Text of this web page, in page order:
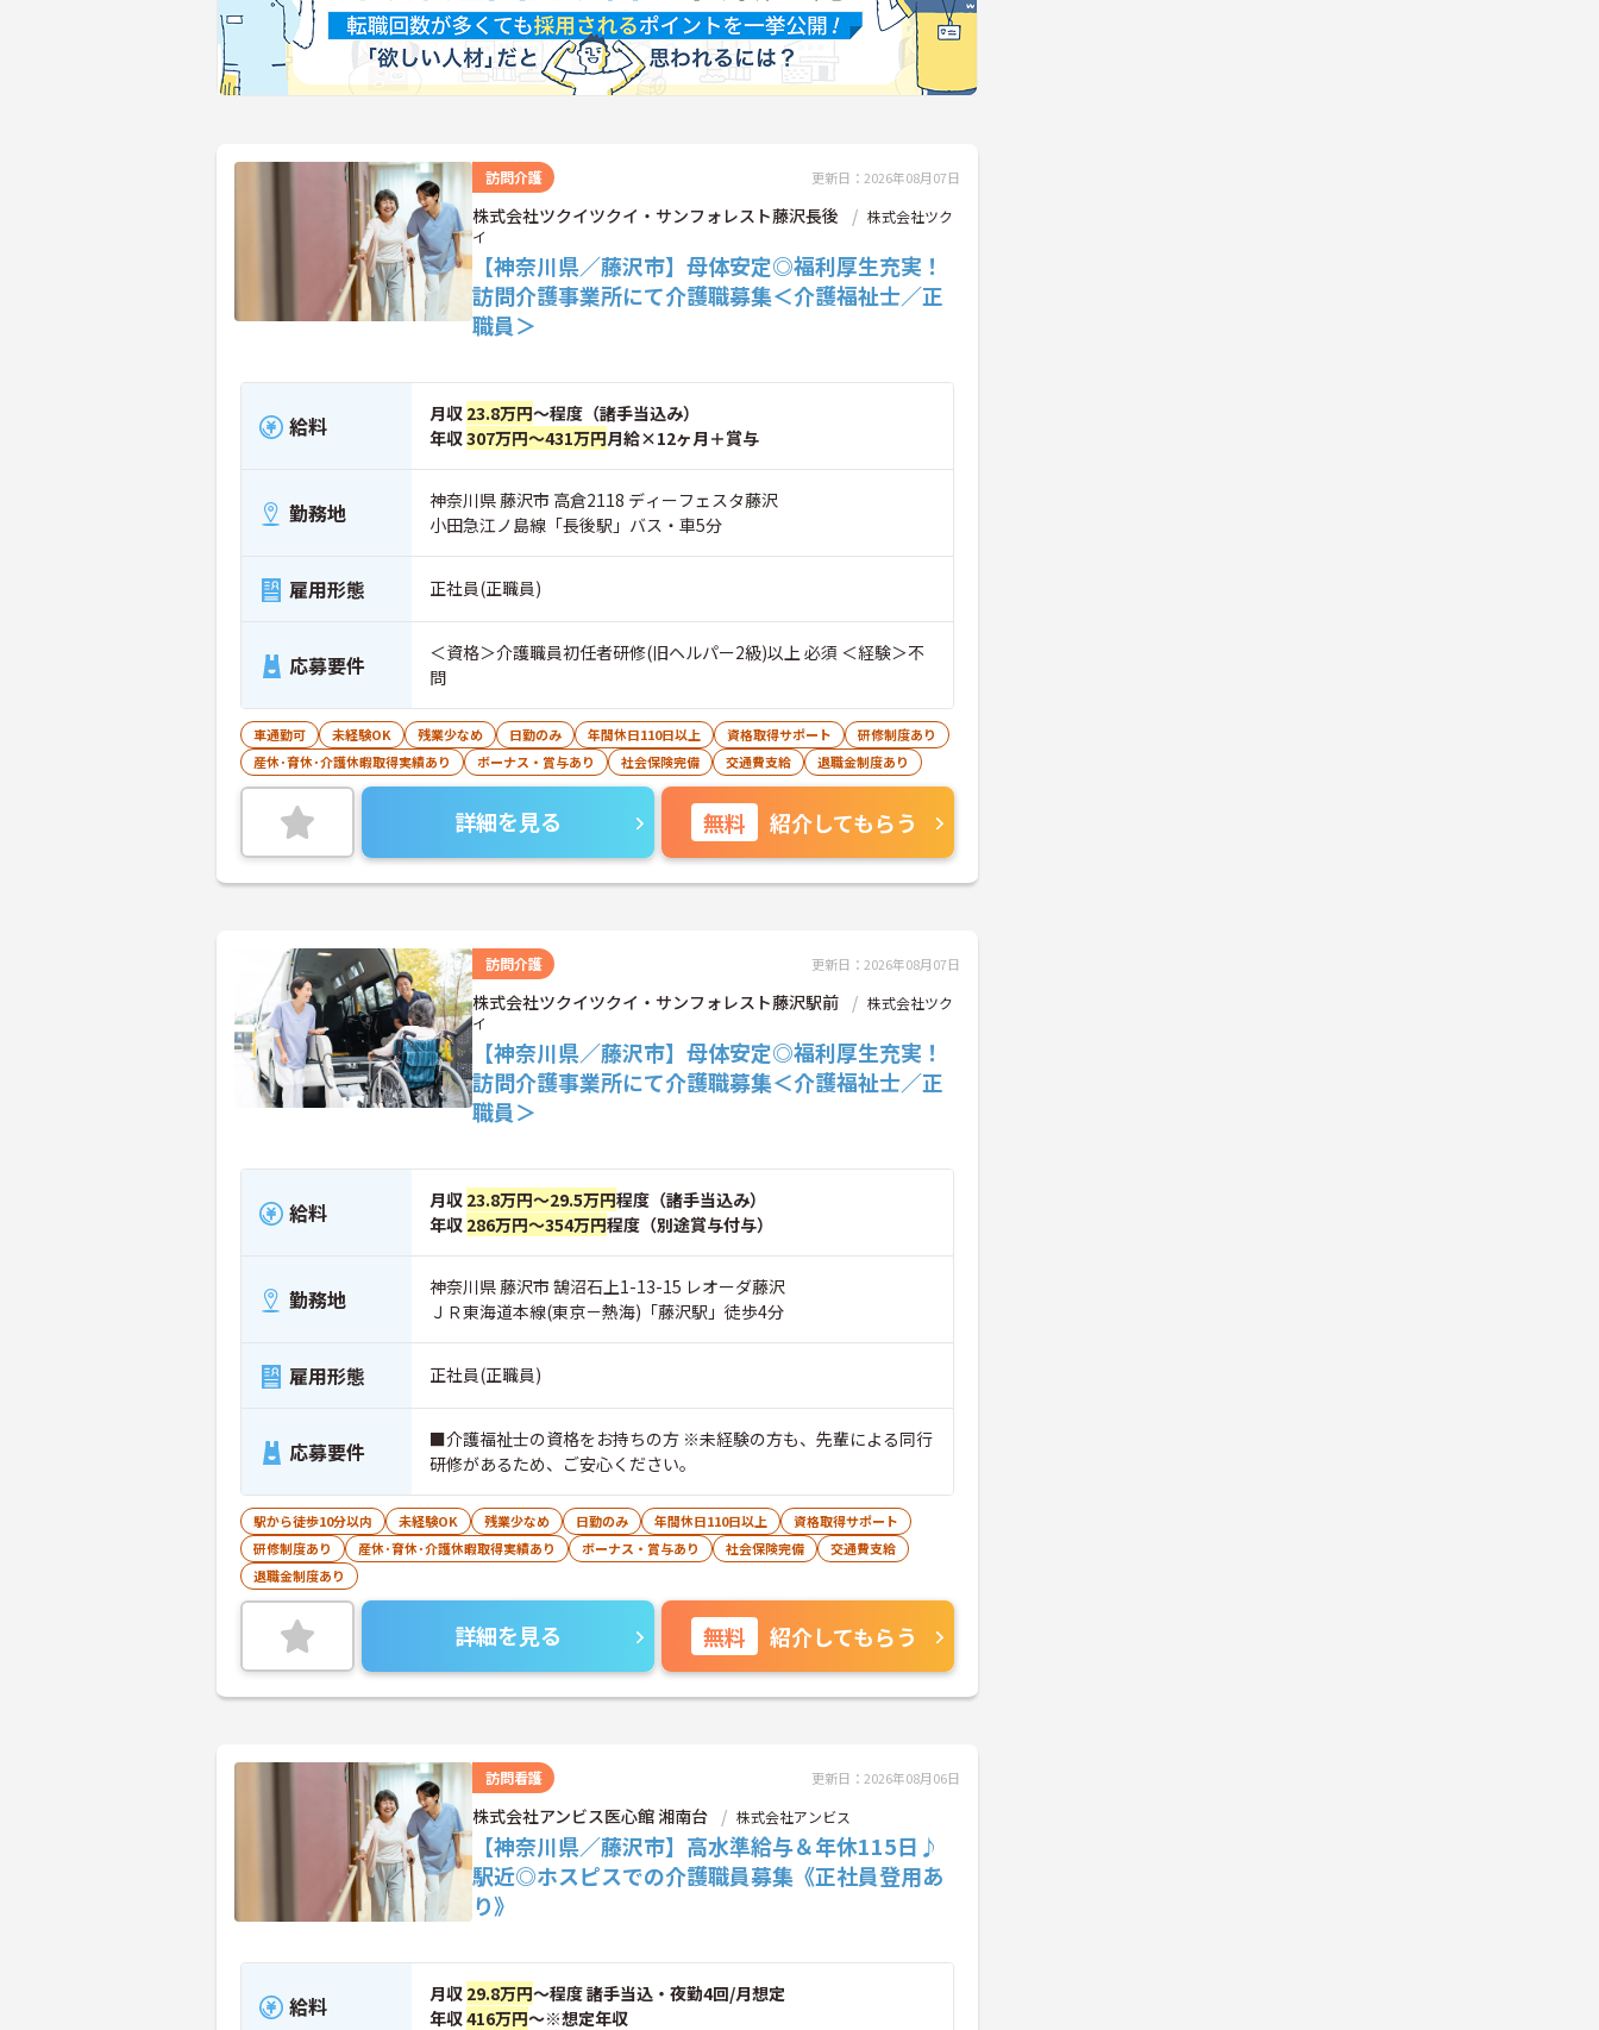
訪問介護 更新日：2026年08月07日
株式会社ツクイツクイ・サンフォレスト藤沢長後
株式会社ツク
イ
【神奈川県／藤沢市】母体安定◎福利厚生充実！
訪問介護事業所にて介護職募集＜介護福祉士／正
職員＞
給料 月収 23.8万円～程度（諸手当込み）
年収307万円～431万円月給×12ヶ月＋賞与
勤務地
神奈川県 藤沢市 高倉2118 ディーフェスタ藤沢
小田急江ノ島線「長後駅」バス・車5分
雇用形態 正社員(正職員)
応募要件
＜資格＞介護職員初任者研修(旧ヘルパー2級)以上 必須 ＜経験＞不
問
車通勤可 未経験OK 残業少なめ 日勤のみ 年間休日110日以上 資格取得サポート
研修制度あり
産休･育休･介護休暇取得実績あり
ボーナス・賞与あり 社会保険完備 交通費支給 退職金制度あり
詳細を見る 無料 紹介してもらう
訪問介護 更新日：2026年08月07日
株式会社ツクイツクイ・サンフォレスト藤沢駅前
株式会社ツク
イ
【神奈川県／藤沢市】母体安定◎福利厚生充実！
訪問介護事業所にて介護職募集＜介護福祉士／正
職員＞
給料 月収 23.8万円～29.5万円程度（諸手当込み）
年収 286万円～354万円程度（別途賞与付与）
勤務地
神奈川県 藤沢市 鵠沼石上1-13-15 レオーダ藤沢
ＪＲ東海道本線(東京－熱海)「藤沢駅」徒歩4分
雇用形態 正社員(正職員)
応募要件
■介護福祉士の資格をお持ちの方 ※未経験の方も、先輩による同行
研修があるため、ご安心ください。
駅から徒歩10分以内 未経験OK 残業少なめ 日勤のみ 年間休日110日以上
資格取得サポート
研修制度あり
産休･育休･介護休暇取得実績あり ボーナス・賞与あり 社会保険完備
交通費支給
退職金制度あり
詳細を見る 無料 紹介してもらう
訪問看護 更新日：2026年08月06日
株式会社アンビス医心館 湘南台 株式会社アンビス
【神奈川県／藤沢市】高水準給与＆年休115日♪
駅近◎ホスピスでの介護職員募集《正社員登用あ
り》
給料 月収 29.8万円～程度 諸手当込・夜勤4回/月想定
年収416万円～※想定年収